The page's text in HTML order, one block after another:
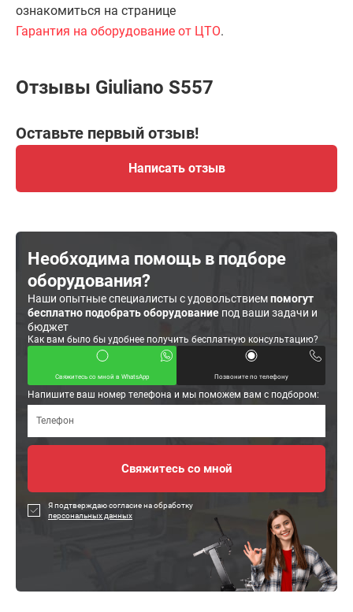
ознакомиться на странице
Гарантия на оборудование от ЦТО.
Отзывы Giuliano S557
Оставьте первый отзыв!
Написать отзыв
Необходима помощь в подборе
оборудования?
Наши опытные специалисты с удовольствиемпомогут
бесплатно подобрать оборудование под ваши задачи и
бюджет
Как вам было бы удобнее получить бесплатную консультацию?
Свяжитесь со мной в WhatsApp Позвоните по телефону
Напишите ваш номер телефона и мы поможем вам с подбором:
Я подтверждаю согласие на обработку
персональных данных